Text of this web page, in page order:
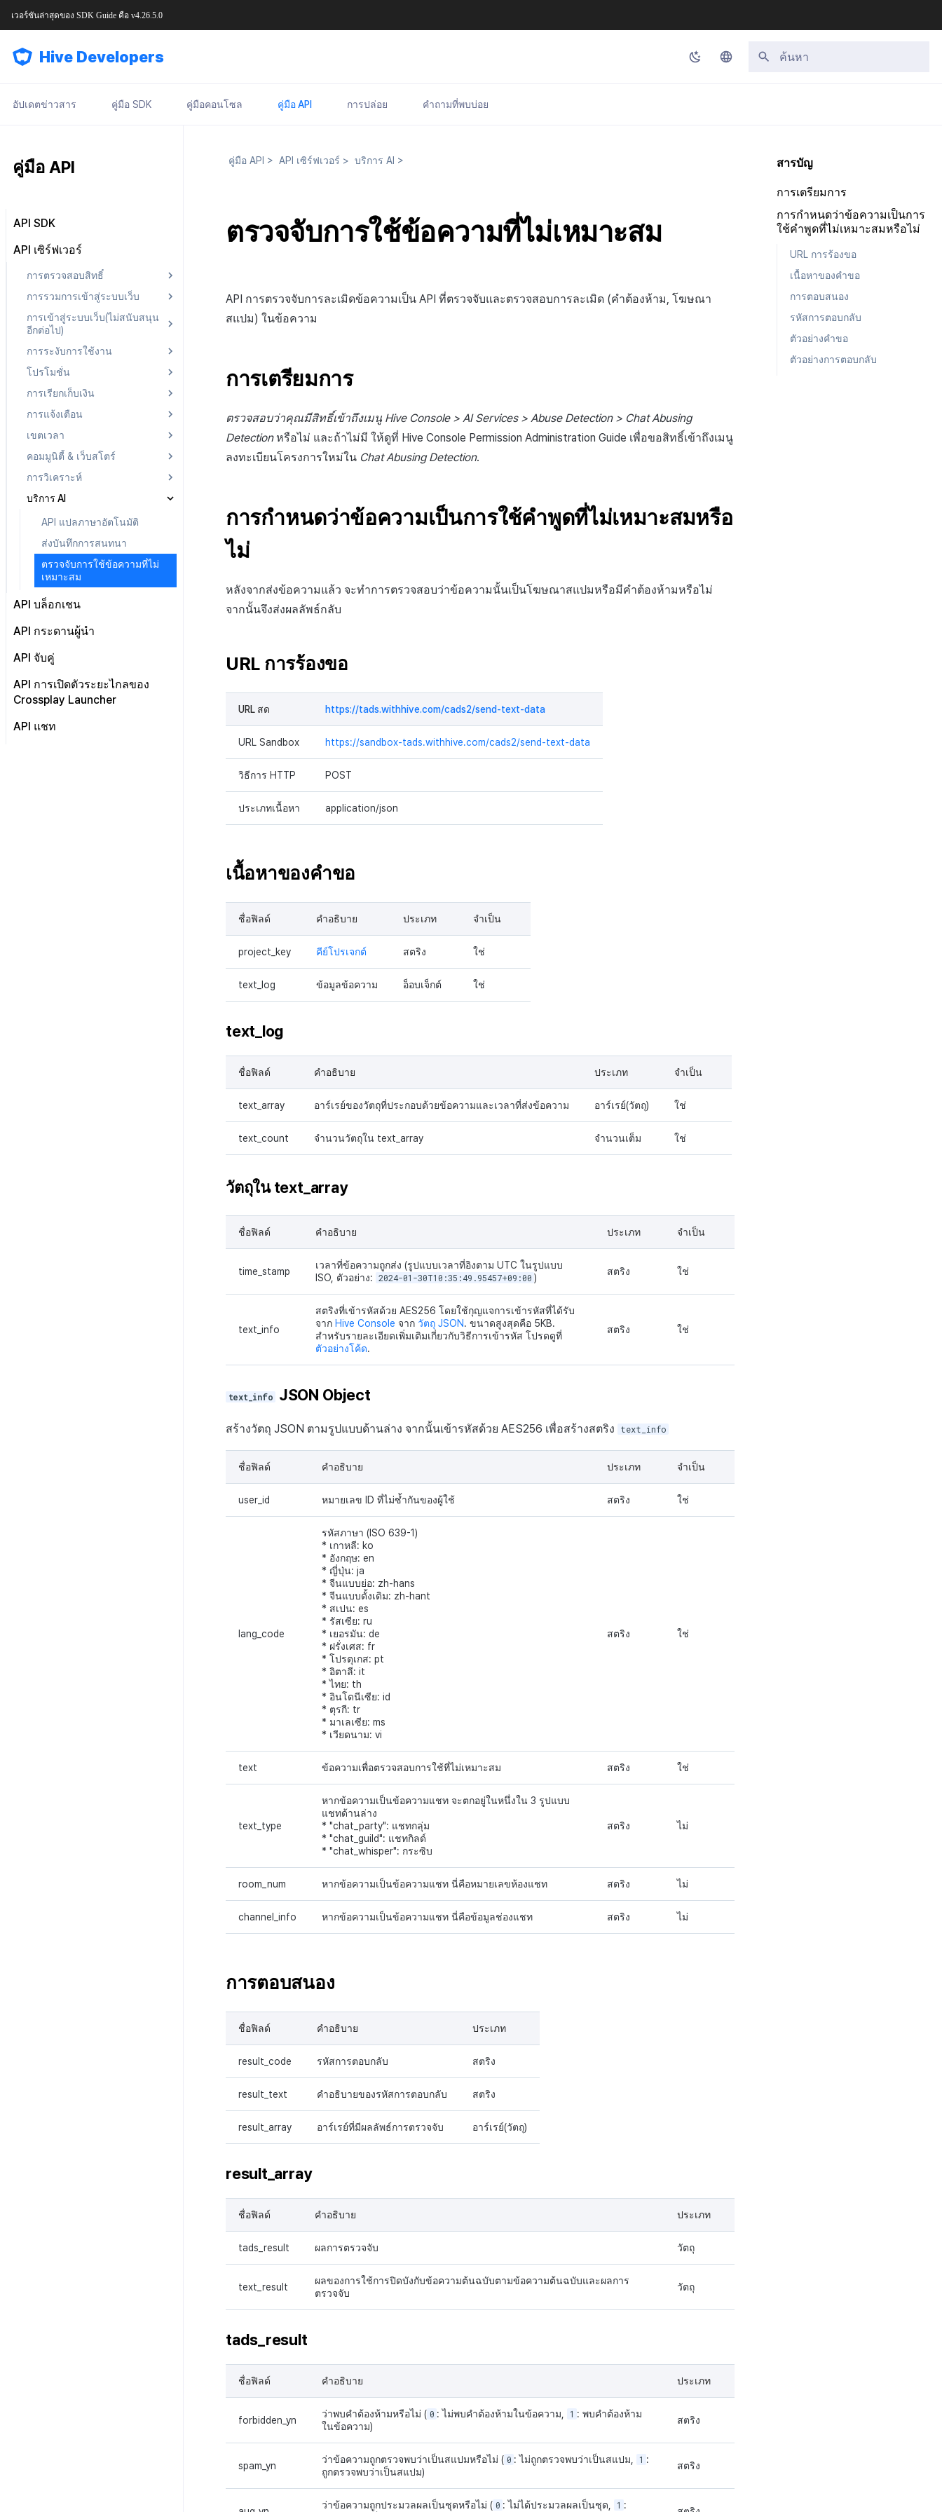
เวอร์ชันล่าสุดของ SDK Guide คือ v4.26.5.0
Hive Developers
อัปเดตข่าวสาร คู่มือ SDK คู่มือคอนโซล คู่มือ API การปล่อย คำถามที่พบบ่อย
คู่มือ API
API SDK
API ผลลัพธ์
API เซิร์ฟเวอร์
การตรวจสอบสิทธิ์
ค้นหารายการ IdP การตรวจ
การตรวจสอบโทเคนการตรวจ
การตรวจสอบสิทธิ์ v4 แบบ
กำหนดเอง
การลบบัญชีการตรวจสอบสิทธิ์
v4
การรวมการเข้าสู่ระบบเว็บ
การเริ่มต้นใช้งาน
เรียกหน้าเข้าสู่ระบบ
ข้อมูลผู้ใช้
รีเฟรชโทเค็น
ดึงข้อมูลผู้ใช้ด้วย API การตรวจ
นำการคงอยู่ของการเข้าสู่ระบบ
(SSO)
การเข้าสู่ระบบเว็บ(ไม่สนับสนุน
อีกต่อไป)
เริ่มต้นใช้งาน
โหลดหน้าล็อกอิน v2
โหลดหน้าล็อกอิน v1
ยืนยันการเข้าสู่ระบบเว็บ v2
ยืนยันการเข้าสู่ระบบเว็บ v1
รับ PlayerID ด้วย Auth v4 IdP
การระงับการใช้งาน
ลงทะเบียนและยกเลิกการระงับ
การใช้งาน
ที่ถูกระงับ
ตรวจสอบข้อมูลผู้ใช้ที่ถูกบล็อก
โปรโมชั่น
การแจ้งเตือนการบรรลุ CPA
รายการแบนเนอร์
รายชื่อเพื่อนสำหรับ UA
ข้อมูลของ UA Sender
สถานะแคมเปญ UA
การเรียกเก็บเงิน
ซิงค์กับรายการ
IAP v4 ตรวจสอบใบเสร็จการ
สมัครสมาชิก
ชิกแบบเรียลไทม์
IAP v4 ตรวจสอบใบเสร็จ
IAP v4 ส่งผลการจัดส่งรายการ
ประวัติการซื้อ, ยกเลิก, คืนเงิน
ต่อแต่ละตลาด
การชำระเงิน PG
การชำระเงิน Web PG
ส่งข้อมูลการบริโภค
การแจ้งเตือน
OTP
ระบบตรวจสอบ OTP
Push v4
การตรวจสอบสิทธิ์
การส่งแบบเดี่ยว
การลงทะเบียนเป้าหมาย
การลงทะเบียนแคมเปญ
เขตเวลา
การรับรหัสประเทศ
การรับเขตเวลา
คอมมูนิตี้ & เว็บสโตร์
API โปรไฟล์
API ข้อมูลในแอป
การวิเคราะห์
บันทึกการดึงข้อมูล
บริการ AI
API แปลภาษาอัตโนมัติ
ส่งบันทึกการสนทนา
ตรวจจับการใช้ข้อความที่ไม่
เหมาะสม
API บล็อกเชน
Hive บล็อกเชน API
เบิร์น
บล็อกเชน
API กระดานผู้นำ
API จับคู่
API การจับคู่ส่วนตัว
API การจับคู่กลุ่ม
API คอลแบ็กผลลัพธ์ที่ตรงกัน
API การเปิดตัวระยะไกลของ
Crossplay Launcher
API แชท
สารบัญ
การเตรียมการ
การกำหนดว่าข้อความเป็นการ
ใช้คำพูดที่ไม่เหมาะสมหรือไม่
URL การร้องขอ
เนื้อหาของคำขอ
การตอบสนอง
รหัสการตอบกลับ
ตัวอย่างคำขอ
ตัวอย่างการตอบกลับ
คู่มือ API > API เซิร์ฟเวอร์ > บริการ AI >
ตรวจจับการใช้ข้อความที่ไม่เหมาะสม
API การตรวจจับการละเมิดข้อความเป็น API ที่ตรวจจับและตรวจสอบการละเมิด (คำต้องห้าม, โฆษณา
สแปม) ในข้อความ
การเตรียมการ
ตรวจสอบว่าคุณมีสิทธิ์เข้าถึงเมนู Hive Console > AI Services > Abuse Detection > Chat Abusing
Detectionหรือไม่ และถ้าไม่มี ให้ดูที่ Hive Console Permission Administration Guide เพื่อขอสิทธิ์เข้าถึงเมนู
ลงทะเบียนโครงการใหม่ใน Chat Abusing Detection.
การกำหนดว่าข้อความเป็นการใช้คำพูดที่ไม่เหมาะสมหรือ
ไม่
หลังจากส่งข้อความแล้ว จะทำการตรวจสอบว่าข้อความนั้นเป็นโฆษณาสแปมหรือมีคำต้องห้ามหรือไม่
จากนั้นจึงส่งผลลัพธ์กลับ
URL การร้องขอ
URL สด https://tads.withhive.com/cads2/send-text-data
URL Sandbox https://sandbox-tads.withhive.com/cads2/send-text-data
วิธีการ HTTP POST
ประเภทเนื้อหา application/json
เนื้อหาของคำขอ
ชื่อฟิลด์ คำอธิบาย ประเภท จำเป็น
project_key คีย์โปรเจกต์ สตริง ใช่
text_log ข้อมูลข้อความ อ็อบเจ็กต์ ใช่
text_log
ชื่อฟิลด์ คำอธิบาย ประเภท จำเป็น
text_array อาร์เรย์ของวัตถุที่ประกอบด้วยข้อความและเวลาที่ส่งข้อความ อาร์เรย์(วัตถุ) ใช่
text_count จำนวนวัตถุใน text_array จำนวนเต็ม ใช่
วัตถุใน text_array
ชื่อฟิลด์ คำอธิบาย ประเภท จำเป็น
time_stamp
เวลาที่ข้อความถูกส่ง (รูปแบบเวลาที่อิงตาม UTC ในรูปแบบ
ISO, ตัวอย่าง: 2024-01-30T10:35:49.95457+09:00 )
สตริง ใช่
text_info
สตริงที่เข้ารหัสด้วย AES256 โดยใช้กุญแจการเข้ารหัสที่ได้รับ
จาก Hive Console จาก วัตถุ JSON. ขนาดสูงสุดคือ 5KB.
สำหรับรายละเอียดเพิ่มเติมเกี่ยวกับวิธีการเข้ารหัส โปรดดูที่
ตัวอย่างโค้ด.
สตริง ใช่
text_info JSON Object
สร้างวัตถุ JSON ตามรูปแบบด้านล่าง จากนั้นเข้ารหัสด้วย AES256 เพื่อสร้างสตริง text_info
ชื่อฟิลด์ คำอธิบาย ประเภท จำเป็น
user_id หมายเลข ID ที่ไม่ซ้ำกันของผู้ใช้ สตริง ใช่
lang_code
รหัสภาษา (ISO 639-1)
* เกาหลี: ko
* อังกฤษ: en
* ญี่ปุ่น: ja
* จีนแบบย่อ: zh-hans
* จีนแบบดั้งเดิม: zh-hant
* สเปน: es
* รัสเซีย: ru
* เยอรมัน: de
* ฝรั่งเศส: fr
* โปรตุเกส: pt
* อิตาลี: it
* ไทย: th
* อินโดนีเซีย: id
* ตุรกี: tr
* มาเลเซีย: ms
* เวียดนาม: vi
สตริง ใช่
text ข้อความเพื่อตรวจสอบการใช้ที่ไม่เหมาะสม สตริง ใช่
text_type
หากข้อความเป็นข้อความแชท จะตกอยู่ในหนึ่งใน 3 รูปแบบ
แชทด้านล่าง
* "chat_party": แชทกลุ่ม
* "chat_guild": แชทกิลด์
* "chat_whisper": กระซิบ
สตริง ไม่
room_num หากข้อความเป็นข้อความแชท นี่คือหมายเลขห้องแชท สตริง ไม่
channel_info หากข้อความเป็นข้อความแชท นี่คือข้อมูลช่องแชท สตริง ไม่
การตอบสนอง
ชื่อฟิลด์ คำอธิบาย ประเภท
result_code รหัสการตอบกลับ สตริง
result_text คำอธิบายของรหัสการตอบกลับ สตริง
result_array อาร์เรย์ที่มีผลลัพธ์การตรวจจับ อาร์เรย์(วัตถุ)
result_array
ชื่อฟิลด์ คำอธิบาย ประเภท
tads_result ผลการตรวจจับ วัตถุ
text_result
ผลของการใช้การปิดบังกับข้อความต้นฉบับตามข้อความต้นฉบับและผลการ
ตรวจจับ
วัตถุ
tads_result
ชื่อฟิลด์ คำอธิบาย ประเภท
forbidden_yn
ว่าพบคำต้องห้ามหรือไม่ ( 0 : ไม่พบคำต้องห้ามในข้อความ, 1 : พบคำต้องห้าม
ในข้อความ)
สตริง
spam_yn
ว่าข้อความถูกตรวจพบว่าเป็นสแปมหรือไม่ ( 0 : ไม่ถูกตรวจพบว่าเป็นสแปม, 1 :
ถูกตรวจพบว่าเป็นสแปม)
สตริง
ว่าข้อความถูกประมวลผลเป็นชุดหรือไม่ ( 0 : ไม่ได้ประมวลผลเป็นชุด, 1 :